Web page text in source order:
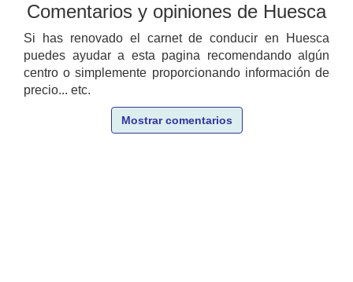
Comentarios y opiniones de Huesca
Si has renovado el carnet de conducir en Huesca
puedes ayudar a esta pagina recomendando algún
centro o simplemente proporcionando información de
precio... etc.
Mostrar comentarios